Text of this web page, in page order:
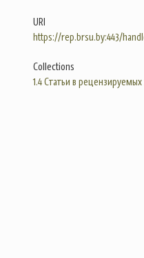
URI
https://rep.brsu.by:443/
Collections
1.4 Статьи в